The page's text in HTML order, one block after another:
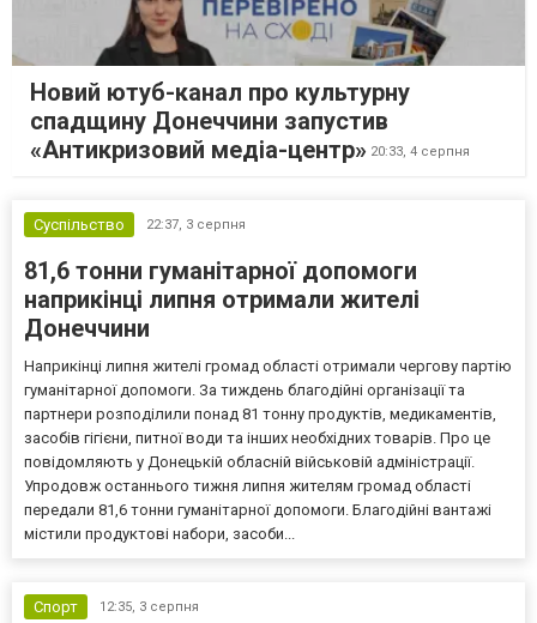
Новий ютуб-канал про культурну
спадщину Донеччини запустив
«Антикризовий медіа-центр» 20:33, 4 серпня
Суспільство 22:37, 3 серпня
81,6 тонни гуманітарної допомоги
наприкінці липня отримали жителі
Донеччини
Наприкінці липня жителі громад області отримали чергову партію
гуманітарної допомоги. За тиждень благодійні організації та
партнери розподілили понад 81 тонну продуктів, медикаментів,
засобів гігієни, питної води та інших необхідних товарів. Про це
повідомляють у Донецькій обласній військовій адміністрації.
Упродовж останнього тижня липня жителям громад області
передали 81,6 тонни гуманітарної допомоги. Благодійні вантажі
містили продуктові набори, засоби...
Спорт 12:35, 3 серпня